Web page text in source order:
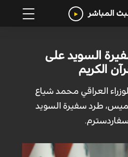
المباشر
السويد على
الكريم
العراقي محمد شياع
طرد سفيرة السويد